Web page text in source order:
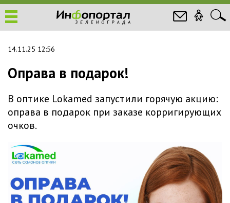
14.11.25 12:56
Оправа в подарок!
В оптике Lokamed запустили горячую акцию:
оправа в подарок при заказе корригирующих
очков.